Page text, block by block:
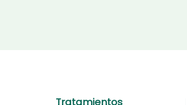
Tratamientos